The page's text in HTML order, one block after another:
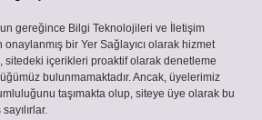
gereğince Bilgi Teknolojileri ve İletişim
onaylanmış bir Yer Sağlayıcı olarak hizmet
sitedeki içerikleri proaktif olarak denetleme
bulunmamaktadır. Ancak, üyelerimiz
taşımakta olup, siteye üye olarak bu